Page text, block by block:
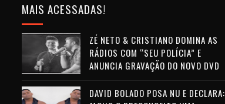
MAIS ACESSADAS!
ZÉ NETO & CRISTIANO DOMINA AS
RÁDIOS COM “SEU POLÍCIA” E
ANUNCIA GRAVAÇÃO DO NOVO DVD
DAVID BOLADO POSA NU E DECLARA: